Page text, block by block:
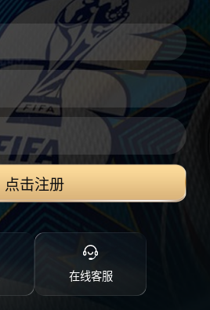
点击注册
在线客服